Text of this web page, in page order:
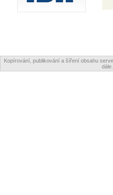
Kopírování, publikování a šíření obsahu